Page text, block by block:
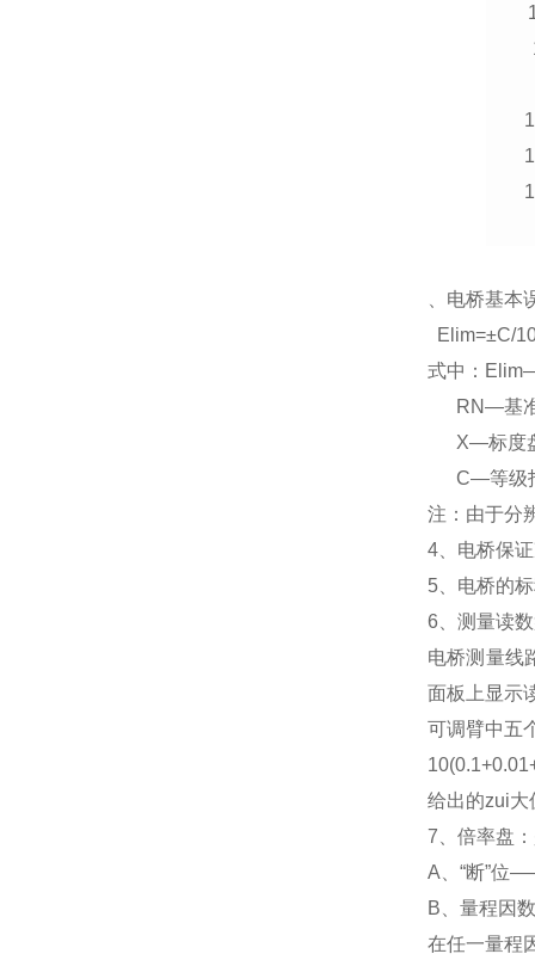
、电桥基
Elim=±C/
式中：
RN—基
X—标度
C—等级
注：由于分
4、电桥保
5、电桥的
6、测量读
电桥测量线
面板上显示
可调臂中五
给出的zui
7、倍率盘
A、“断”位
B、量程因数
在任一量程